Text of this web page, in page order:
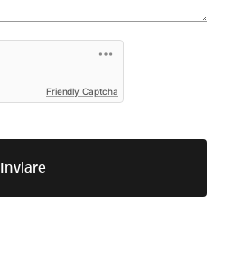
Friendly Captcha
Inviare